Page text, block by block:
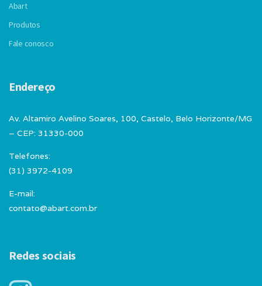
Abart
Produtos
Fale conosco
Endereço
Av. Altamiro Avelino Soares, 100, Castelo, Belo Horizonte/MG
– CEP: 31330-000
Telefones:
(31) 3972-4109
E-mail:
contato@abart.com.br
Redes sociais